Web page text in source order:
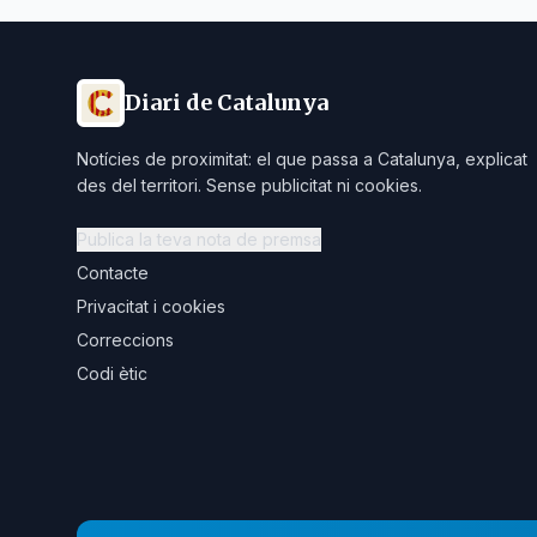
Diari de Catalunya
Notícies de proximitat: el que passa a Catalunya, explicat
des del territori. Sense publicitat ni cookies.
Publica la teva nota de premsa
Contacte
Privacitat i cookies
Correccions
Codi ètic